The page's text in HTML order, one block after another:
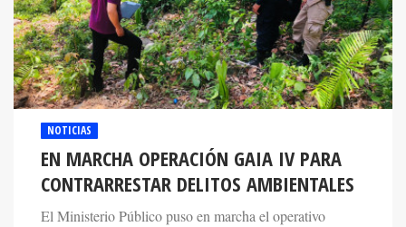
NOTICIAS
EN MARCHA OPERACIÓN GAIA IV PARA
CONTRARRESTAR DELITOS AMBIENTALES
El Ministerio Público puso en marcha el operativo
desarrollado en la zona norte del país a través de la